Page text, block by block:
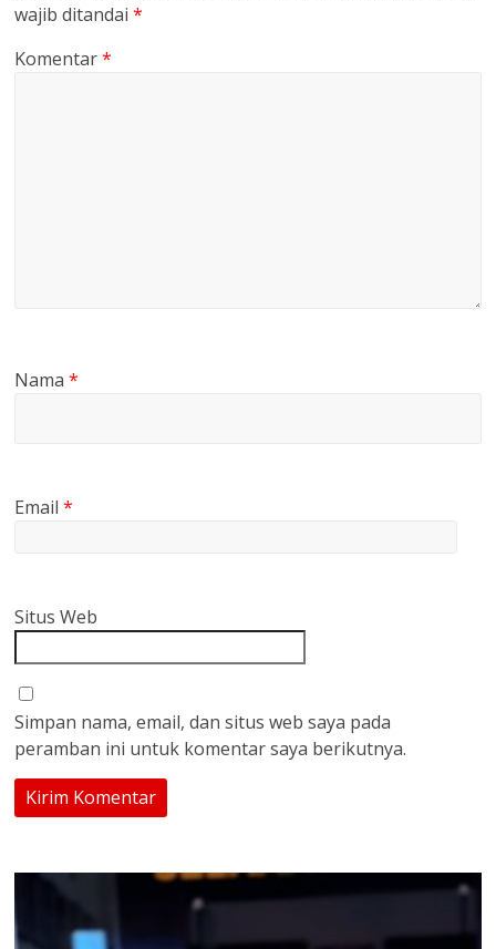
wajib ditandai*
Komentar*
Nama*
Email*
Situs Web
Simpan nama, email, dan situs web saya pada
peramban ini untuk komentar saya berikutnya.